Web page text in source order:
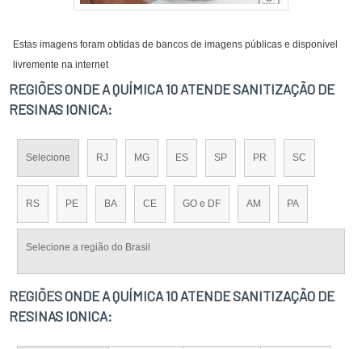
Estas imagens foram obtidas de bancos de imagens públicas e disponível
livremente na internet
REGIÕES ONDE A QUÍMICA 10 ATENDE SANITIZAÇÃO DE
RESINAS IONICA:
Selecione RJ MG ES SP PR SC
RS PE BA CE GO e DF AM PA
Selecione a região do Brasil
REGIÕES ONDE A QUÍMICA 10 ATENDE SANITIZAÇÃO DE
RESINAS IONICA: